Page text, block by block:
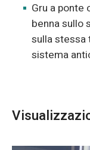
Gru a ponte
benna sullo
sulla stessa
sistema